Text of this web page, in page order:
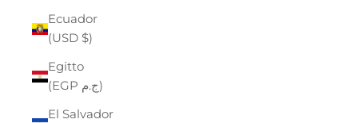
Ecuador
(USD $)
Egitto
(EGP ج.م)
El Salvador